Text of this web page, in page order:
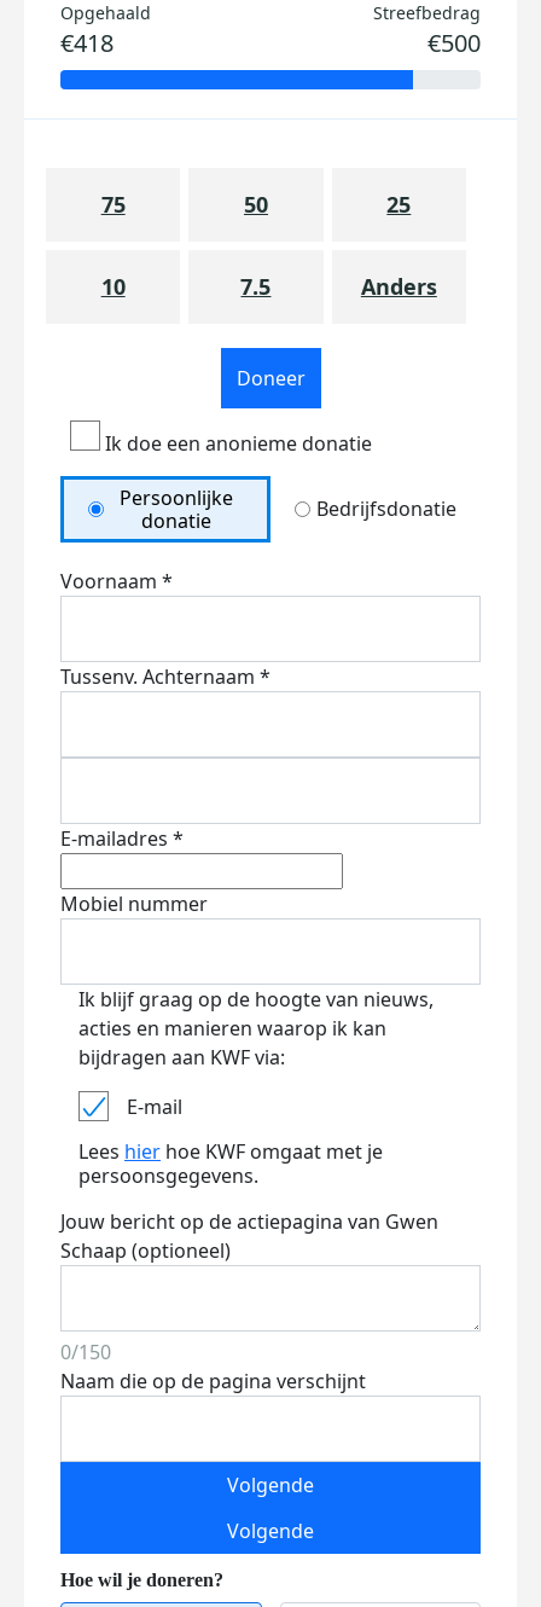
Opgehaald
€418
Streefbedrag
€500
75 50 25
10 7.5 Anders
Doneer
Ik doe een anonieme donatie
Persoonlijke
donatie
Bedrijfsdonatie
Voornaam *
Tussenv. Achternaam *
E-mailadres *
Mobiel nummer
Ik blijf graag op de hoogte van nieuws,
acties en manieren waarop ik kan
bijdragen aan KWF via:
E-mail
Lees hier hoe KWF omgaat met je
persoonsgegevens.
Jouw bericht op de actiepagina van Gwen
Schaap (optioneel)
0/150
Naam die op de pagina verschijnt
Volgende
Volgende